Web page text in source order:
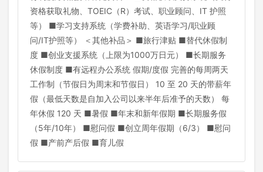
资格获取礼物、TOEIC（R）考试、职业顾问、IT 护照
等） ■学习支持系统（学费补助、英语学习/职业顾
问/IT护照等） ＜其他补品＞ ■旅行津贴 ■替代休假制
度 ■创业支援系统（上限为1000万日元） ■长期服务
休假制度 ■有远程办公系统 假期/度假 完善的每周两天
工作制（节假日为周末和节假日） 10 至 20 天的带薪年
假（最低天数是自加入公司以来半年后准予的天数） 每
年休假 120 天 ■暑假 ■年末和新年假期 ■长期服务假
（5年/10年） ■慰问假 ■创立周年假期（6/3） ■慰问
假 ■产前产后假 ■育儿假